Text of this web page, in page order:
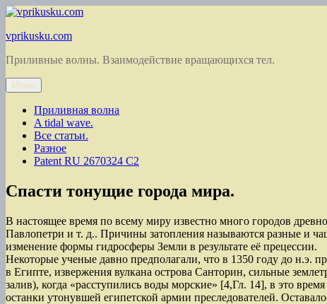
Перейти
содержимому
vprikusku.com
Приливные волны. Взаимодействие вращающихся тел.
Меню
Приливная волна
A tidal wave.
Все статьи.
Разное
Patent RU 2670324 C2
Спасти тонущие города мира.
В настоящее время по всему миру известно много городов
Павлопетри и т. д.. Причины затопления называются разные и
изменение формы гидросферы Земли в результате её прецессии.
Некоторые ученые давно предполагали, что в 1350 году до н.э.
в Египте, извержения вулкана острова Санторин, сильные
залив), когда «расступились воды морские» [4,Гл. 14], в это
останки утонувшей египетской армии преследователей.